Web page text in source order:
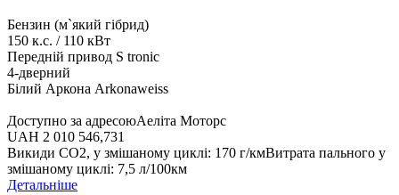
Бензин (м`який гібрид)
150 к.с. / 110 кВт
Передній привод S tronic
4-дверний
Білий Аркона Arkonaweiss
Доступно за адресоюАеліта Моторс
UAH 2 010 546,731
Викиди СО2, у змішаному циклі: 170 г/кмВитрата пального у
змішаному циклі: 7,5 л/100км
Детальніше